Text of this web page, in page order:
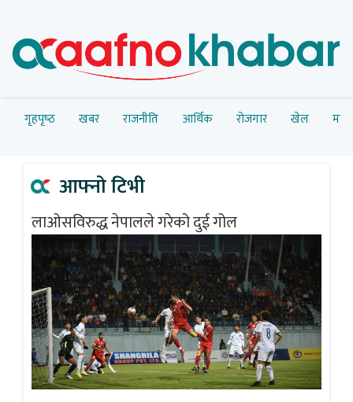
गृहपृष्‍ठ खबर राजनीति आर्थिक रोजगार खेल
आफ्नो टिभी
लाओसविरुद्ध नेपालले गरेको दुई गोल